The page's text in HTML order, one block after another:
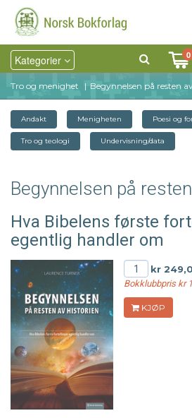
Kategorier
0
Tro og menighet Begynnelsen på resten
Andakt Menigheten Poesi og
Tro og teologi Undervisning/data
Begynnelsen på
Hva Bibelens første
egentlig handler om
kr
Bokklubbpris kr
KJØP